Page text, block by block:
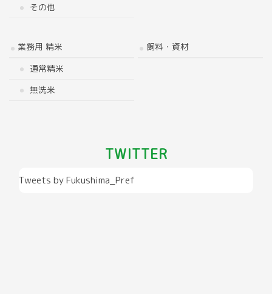
その他
業務用 精米
通常精米
無洗米
飼料・資材
TWITTER
Tweets by Fukushima_Pref